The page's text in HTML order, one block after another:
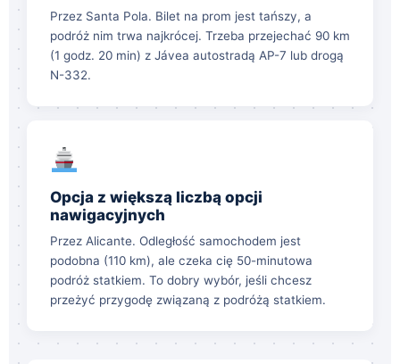
Przez Santa Pola. Bilet na prom jest tańszy, a
podróż nim trwa najkrócej. Trzeba przejechać 90 km
(1 godz. 20 min) z Jávea autostradą AP-7 lub drogą
N-332.
Opcja z większą liczbą opcji
nawigacyjnych
Przez Alicante. Odległość samochodem jest
podobna (110 km), ale czeka cię 50-minutowa
podróż statkiem. To dobry wybór, jeśli chcesz
przeżyć przygodę związaną z podróżą statkiem.